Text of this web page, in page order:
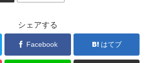
シェアする
Facebook はてブ